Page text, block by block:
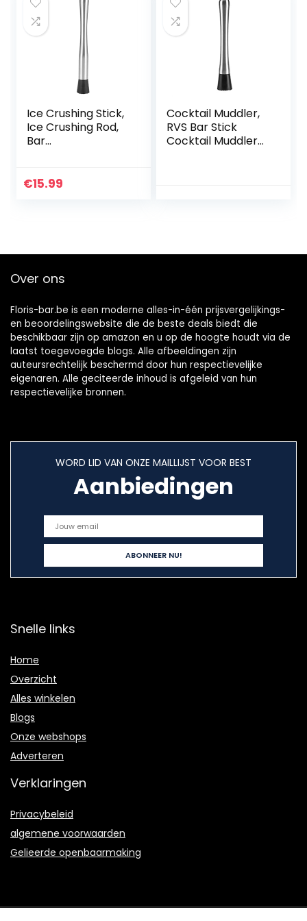
Ice Crushing Stick,
Ice Crushing Rod,
Bar
Lepel, 25cm
Tool voor Thuis Bar
€15.99
Cocktail Muddler,
RVS Bar Stick
Cocktail Muddler
Over ons
Floris-bar.be is een moderne alles-in-één prijsvergelijkings-
en beoordelingswebsite die de beste deals biedt die
beschikbaar zijn op amazon en u op de hoogte houdt via de
laatst toegevoegde blogs. Alle afbeeldingen zijn
auteursrechtelijk beschermd door hun respectievelijke
eigenaren. Alle geciteerde inhoud is afgeleid van hun
respectievelijke bronnen.
WORD LID VAN ONZE MAILLIJST VOOR BEST
Aanbiedingen
Snelle links
Home
Overzicht
Alles winkelen
Blogs
Onze webshops
Adverteren
Verklaringen
Privacybeleid
algemene voorwaarden
Gelieerde openbaarmaking